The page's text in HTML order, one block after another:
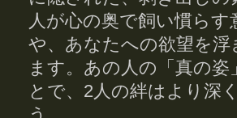
2人の星座の物語を読み解いてい
きます
太陽星座で占う、あの人の性格と
恋傾向